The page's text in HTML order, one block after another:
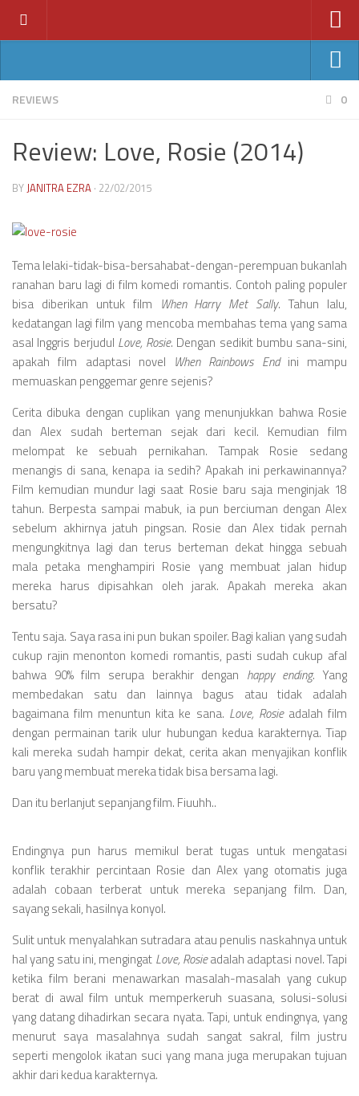
News
Reviews
2013
2014
2015
Videos
Television
Games
Batman v Superman
Fantastic Four
REVIEWS 0
Review: Love, Rosie (2014)
BYJANITRA EZRA · 22/02/2015
Tema lelaki-tidak-bisa-bersahabat-dengan-perempuan bukanlah
ranahan baru lagi di film komedi romantis. Contoh paling populer
bisa diberikan untuk film When Harry Met Sally. Tahun lalu,
kedatangan lagi film yang mencoba membahas tema yang sama
asal Inggris berjudul Love, Rosie. Dengan sedikit bumbu sana-sini,
apakah film adaptasi novel When Rainbows Endini mampu
memuaskan penggemar genre sejenis?
Cerita dibuka dengan cuplikan yang menunjukkan bahwa Rosie
dan Alex sudah berteman sejak dari kecil. Kemudian film
melompat ke sebuah pernikahan. Tampak Rosie sedang
menangis di sana, kenapa ia sedih? Apakah ini perkawinannya?
Film kemudian mundur lagi saat Rosie baru saja menginjak 18
tahun. Berpesta sampai mabuk, ia pun berciuman dengan Alex
sebelum akhirnya jatuh pingsan. Rosie dan Alex tidak pernah
mengungkitnya lagi dan terus berteman dekat hingga sebuah
mala petaka menghampiri Rosie yang membuat jalan hidup
mereka harus dipisahkan oleh jarak. Apakah mereka akan
bersatu?
Tentu saja. Saya rasa ini pun bukan spoiler. Bagi kalian yang sudah
cukup rajin menonton komedi romantis, pasti sudah cukup afal
bahwa 90% film serupa berakhir dengan happy ending. Yang
membedakan satu dan lainnya bagus atau tidak adalah
bagaimana film menuntun kita ke sana. Love, Rosieadalah film
dengan permainan tarik ulur hubungan kedua karakternya. Tiap
kali mereka sudah hampir dekat, cerita akan menyajikan konflik
baru yang membuat mereka tidak bisa bersama lagi.
Dan itu berlanjut sepanjang film. Fiuuhh..
Endingnya pun harus memikul berat tugas untuk mengatasi
konflik terakhir percintaan Rosie dan Alex yang otomatis juga
adalah cobaan terberat untuk mereka sepanjang film. Dan,
sayang sekali, hasilnya konyol.
Sulit untuk menyalahkan sutradara atau penulis naskahnya untuk
hal yang satu ini, mengingat Love, Rosieadalah adaptasi novel. Tapi
ketika film berani menawarkan masalah-masalah yang cukup
berat di awal film untuk memperkeruh suasana, solusi-solusi
yang datang dihadirkan secara nyata. Tapi, untuk endingnya, yang
menurut saya masalahnya sudah sangat sakral, film justru
seperti mengolok ikatan suci yang mana juga merupakan tujuan
akhir dari kedua karakternya.